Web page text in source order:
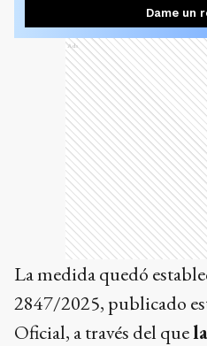
Dame un
Ads
La medida quedó
2847/2025, publicado
Oficial, a través del que